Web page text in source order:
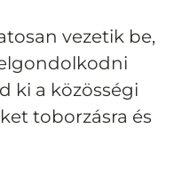
vezetik be,
ki a közösségi
toborzásra és